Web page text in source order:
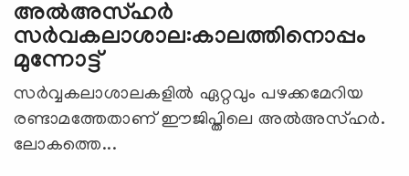
അല്‍അസ്ഹര്‍
സര്‍വകലാശാല:കാലത്തിനൊപ്പം
മുന്നോട്ട്
സര്‍വ്വകലാശാലകളില്‍ ഏറ്റവും പഴക്കമേറിയ
രണ്ടാമത്തേതാണ് ഈജിപ്തിലെ അല്‍അസ്ഹര്‍.
ലോകത്തെ...